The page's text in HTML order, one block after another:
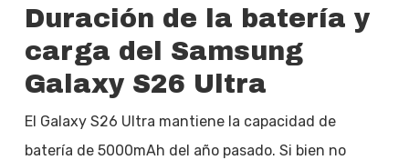
Duración de la batería y
carga del Samsung
Galaxy S26 Ultra
El Galaxy S26 Ultra mantiene la capacidad de
batería de 5000mAh del año pasado. Si bien no